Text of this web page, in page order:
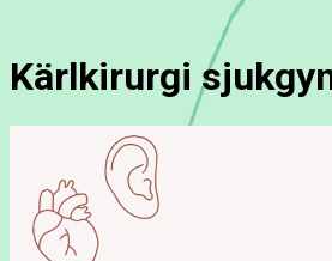
Kärlkirurgi sjukgymn US,
Kärlkirurgi